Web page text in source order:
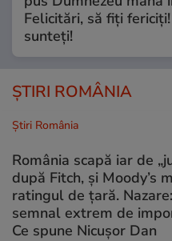
Felicitări, să fiți
sunteți!
ȘTIRI ROMÂNIA
Știri România
România scapă iar de
după Fitch, și Moody’s
ratingul de țară.
semnal extrem de
Ce spune Nicușor Dan